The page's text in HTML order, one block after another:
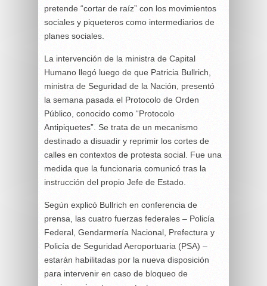
pretende “cortar de raíz” con los movimientos
sociales y piqueteros como intermediarios de
planes sociales.
La intervención de la ministra de Capital
Humano llegó luego de que Patricia Bullrich,
ministra de Seguridad de la Nación, presentó
la semana pasada el Protocolo de Orden
Público, conocido como “Protocolo
Antipiquetes”. Se trata de un mecanismo
destinado a disuadir y reprimir los cortes de
calles en contextos de protesta social. Fue una
medida que la funcionaria comunicó tras la
instrucción del propio Jefe de Estado.
Según explicó Bullrich en conferencia de
prensa, las cuatro fuerzas federales – Policía
Federal, Gendarmería Nacional, Prefectura y
Policía de Seguridad Aeroportuaria (PSA) –
estarán habilitadas por la nueva disposición
para intervenir en caso de bloqueo de